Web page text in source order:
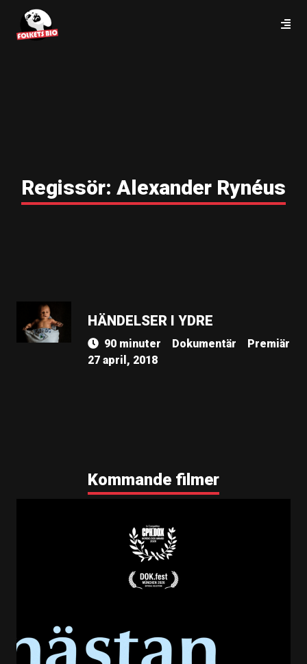
Regissör: Alexander Rynéus
HÄNDELSER I YDRE
90 minuter Dokumentär
Premiär
27 april, 2018
Kommande filmer